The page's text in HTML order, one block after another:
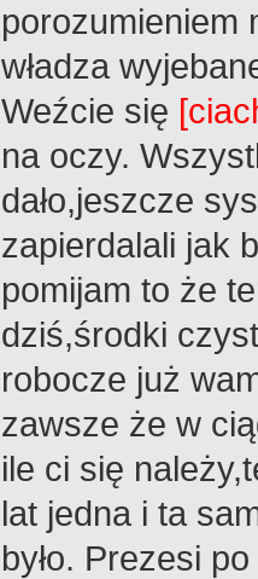
porozumieniem
władza
Weźcie się
na oczy.
dało,jeszcze
zapierdalali jak
pomijam to że
dziś,środki
robocze już
zawsze że w
ile ci się
lat jedna i ta
było. Prezesi